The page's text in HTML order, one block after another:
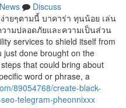
News
Discuss
ายๆตามนี้ บาคาร่า ทุนน้อย เล่น
วามปลอดภัยและความเป็นส่วน
services to shield itself from
just done brought on the
that could bring about
word or phrase, a
89054768/create-black-
telegram-pheonnixxx